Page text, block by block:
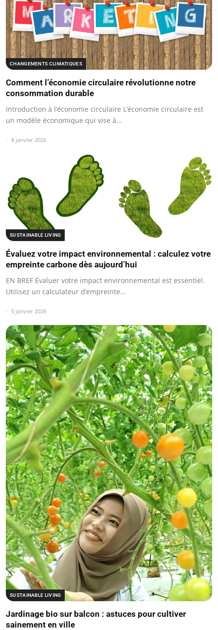
CHANGEMENTS CLIMATIQUES
Comment l’économie circulaire révolutionne notre
consommation durable
Introduction à l’économie circulaire L’économie circulaire est
un modèle économique qui vise à…
8 janvier 2026
SUSTAINABLE LIVING
Évaluez votre impact environnemental : calculez votre
empreinte carbone dès aujourd’hui
EN BREF Évaluer votre impact environnemental est essentiel.
Utilisez un calculateur d’empreinte…
5 janvier 2026
SUSTAINABLE LIVING
Jardinage bio sur balcon : astuces pour cultiver
sainement en ville